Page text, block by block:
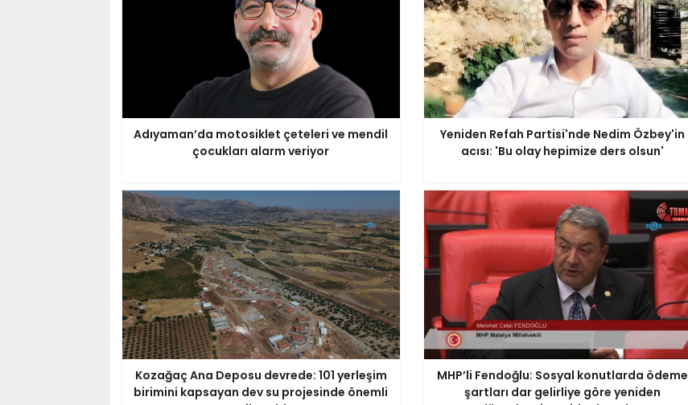
Adıyaman’da motosiklet çeteleri ve mendil
çocukları alarm veriyor
Yeniden Refah Partisi'nde Nedim Özbey'in
acısı: 'Bu olay hepimize ders olsun'
Kozağaç Ana Deposu devrede: 101 yerleşim
birimini kapsayan dev su projesinde önemli
MHP’li Fendoğlu: Sosyal konutlarda ödeme
şartları dar gelirliye göre yeniden